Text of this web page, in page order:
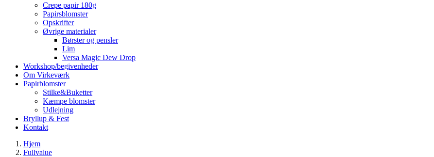
Crepe papir 180g
Papirsblomster
Opskrifter
Øvrige materialer
Børster og pensler
Lim
Versa Magic Dew Drop
Workshop/begivenheder
Om Virkeværk
Papirblomster
Stilke&Buketter
Kæmpe blomster
Udlejning
Bryllup & Fest
Kontakt
Hjem
Fullvalue